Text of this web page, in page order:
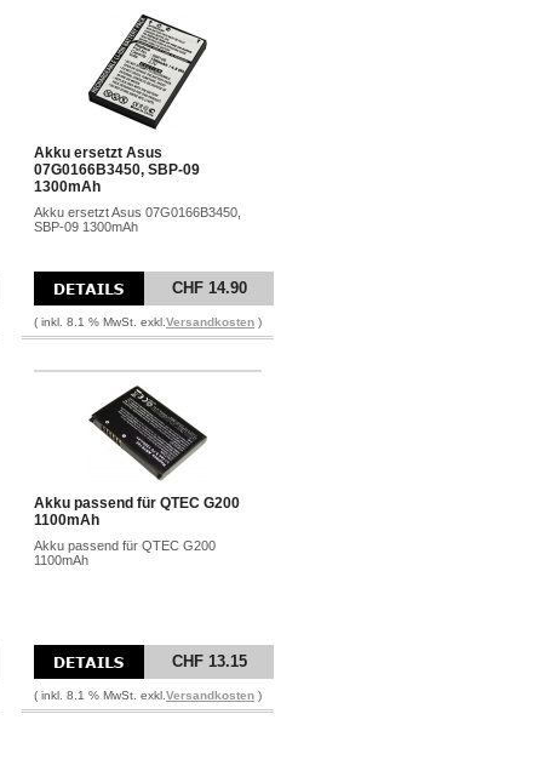
Akku ersetzt Asus
07G0166B3450, SBP-09
1300mAh
Akku ersetzt Asus 07G0166B3450,
SBP-09 1300mAh
CHF 14.90
( inkl. 8.1 % MwSt. exkl. Versandkosten )
Akku passend für QTEC G200
1100mAh
Akku passend für QTEC G200
1100mAh
CHF 13.15
( inkl. 8.1 % MwSt. exkl. Versandkosten )